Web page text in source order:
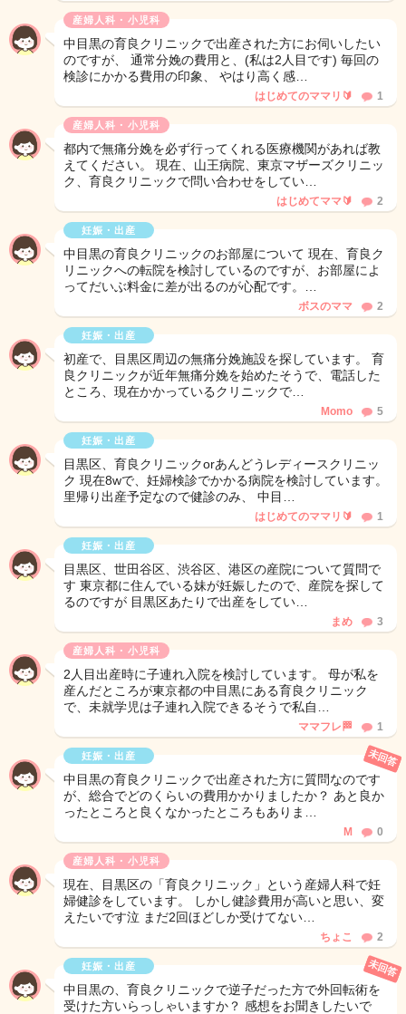
産婦人科・小児科
中目黒の育良クリニックで出産された方にお伺いしたい
のですが、 通常分娩の費用と、(私は2人目です) 毎回の
検診にかかる費用の印象、 やはり高く感…
はじめてのママリ🔰 1
産婦人科・小児科
都内で無痛分娩を必ず行ってくれる医療機関があれば教
えてください。 現在、山王病院、東京マザーズクリニッ
ク、育良クリニックで問い合わせをしてい…
はじめてママ🔰 2
妊娠・出産
中目黒の育良クリニックのお部屋について 現在、育良ク
リニックへの転院を検討しているのですが、お部屋によ
ってだいぶ料金に差が出るのが心配です。…
ボスのママ 2
妊娠・出産
初産で、目黒区周辺の無痛分娩施設を探しています。 育
良クリニックが近年無痛分娩を始めたそうで、電話した
ところ、現在かかっているクリニックで…
Momo 5
妊娠・出産
目黒区、育良クリニックorあんどうレディースクリニッ
ク 現在8wで、妊婦検診でかかる病院を検討しています。
里帰り出産予定なので健診のみ、 中目…
はじめてのママリ🔰 1
妊娠・出産
目黒区、世田谷区、渋谷区、港区の産院について質問で
す 東京都に住んでいる妹が妊娠したので、産院を探して
るのですが 目黒区あたりで出産をしてい…
まめ 3
産婦人科・小児科
2人目出産時に子連れ入院を検討しています。 母が私を
産んだところが東京都の中目黒にある育良クリニック
で、未就学児は子連れ入院できるそうで私自…
ママフレ🏁 1
妊娠・出産
中目黒の育良クリニックで出産された方に質問なのです
が、総合でどのくらいの費用かかりましたか？ あと良か
ったところと良くなかったところもありま…
未回答
M 0
産婦人科・小児科
現在、目黒区の「育良クリニック」という産婦人科で妊
婦健診をしています。 しかし健診費用が高いと思い、変
えたいです泣 まだ2回ほどしか受けてない…
ちょこ 2
妊娠・出産
中目黒の、育良クリニックで逆子だった方で外回転術を
受けた方いらっしゃいますか？ 感想をお聞きしたいで
未回答